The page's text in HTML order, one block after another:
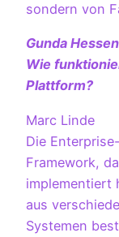
sondern von
Gunda
Wie
Plattform?
Marc Linde
Die
Framework,
implementiert
aus
Systemen